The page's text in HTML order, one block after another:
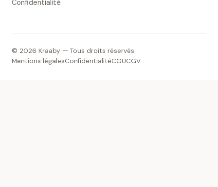
Confidentialité
© 2026 Kraaby — Tous droits réservés
Mentions légalesConfidentialitéCGUCGV